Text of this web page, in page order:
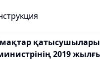
2019